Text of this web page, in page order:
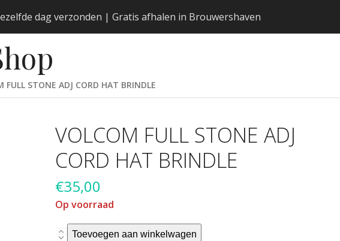
dag verzonden | Gratis afhalen in Brouwershaven
FULL STONE ADJ CORD HAT BRINDLE
VOLCOM FULL STONE ADJ
CORD HAT BRINDLE
€35,00
Op voorraad
VOLCOM
Toevoegen aan winkelwagen